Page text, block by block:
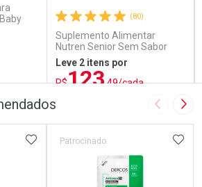
FECHAR
FECHAR
(80)
Suplemento Alimentar
Nutren Senior Sem Sabor
740g
Leve 2 itens por
R$123,49/cada
Por Menos
Imagem
ADICIONAR AOS FAVORITOS
Patrocinado